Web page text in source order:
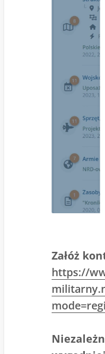
Załóż
https://